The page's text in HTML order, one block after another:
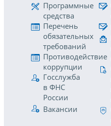
Программные
средства
Перечень
обязательных
требований
Противодействие
коррупции
Госслужба
в ФНС
России
Вакансии